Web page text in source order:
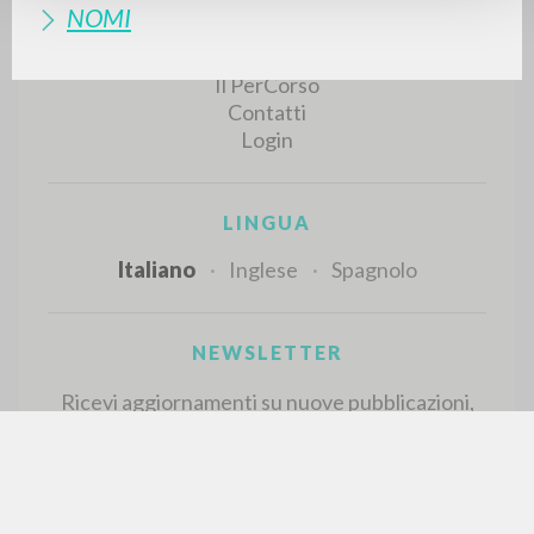
NOMI
Il PerCorso
Contatti
Login
LINGUA
Italiano Inglese Spagnolo
NEWSLETTER
Ricevi aggiornamenti su nuove pubblicazioni,